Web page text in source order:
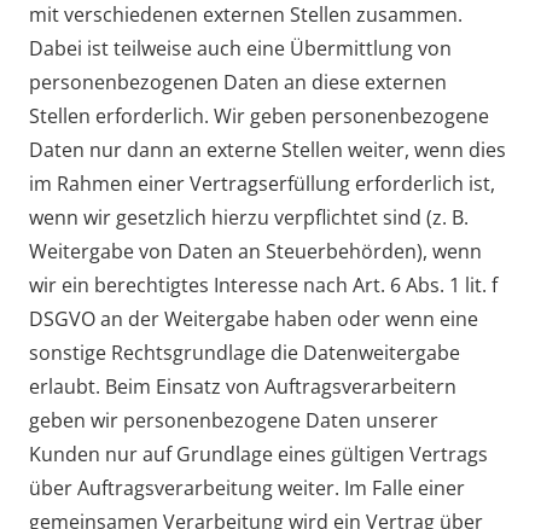
mit verschiedenen externen Stellen zusammen.
Dabei ist teilweise auch eine Übermittlung von
personenbezogenen Daten an diese externen
Stellen erforderlich. Wir geben personenbezogene
Daten nur dann an externe Stellen weiter, wenn dies
im Rahmen einer Vertragserfüllung erforderlich ist,
wenn wir gesetzlich hierzu verpflichtet sind (z. B.
Weitergabe von Daten an Steuerbehörden), wenn
wir ein berechtigtes Interesse nach Art. 6 Abs. 1 lit. f
DSGVO an der Weitergabe haben oder wenn eine
sonstige Rechtsgrundlage die Datenweitergabe
erlaubt. Beim Einsatz von Auftragsverarbeitern
geben wir personenbezogene Daten unserer
Kunden nur auf Grundlage eines gültigen Vertrags
über Auftragsverarbeitung weiter. Im Falle einer
gemeinsamen Verarbeitung wird ein Vertrag über